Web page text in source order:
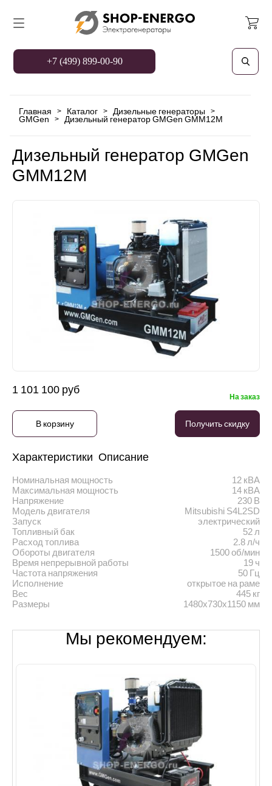
+7 (499) 899-00-90
Главная > Каталог > Дизельные генераторы >
GMGen > Дизельный генератор GMGen GMM12М
Дизельный генератор GMGen
GMM12М
1 101 100 руб
На заказ
В корзину Получить скидку
Характеристики Описание
Номинальная мощность
12 кВА
Максимальная мощность
14 кВА
Напряжение
230 В
Модель двигателя
Mitsubishi S4L2SD
Запуск
электрический
Топливный бак
52 л
Расход топлива
2.8 л/ч
Обороты двигателя
1500 об/мин
Время непрерывной работы
19 ч
Частота напряжения
50 Гц
Исполнение
открытое на раме
Вес
445 кг
Размеры
1480x730x1150 мм
Мы рекомендуем: